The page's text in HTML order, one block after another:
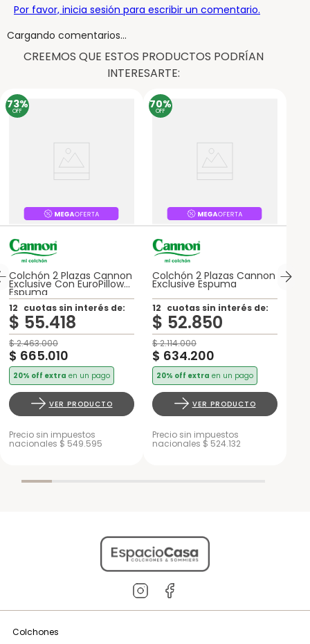
Por favor, inicia sesión para escribir un comentario.
Cargando comentarios…
CREEMOS QUE ESTOS PRODUCTOS PODRÍAN
INTERESARTE:
73%
OFF
Colchón 2 Plazas Cannon
Exclusive Con EuroPillow
Espuma
12 cuotas sin interés de:
$ 55.418
$2.463.000
$ 665.010
20% off extra en un pago
VER PRODUCTO
Precio sin impuestos
nacionales $ 549.595
70%
OFF
Colchón 2 Plazas Cannon
Exclusive Espuma
12 cuotas sin interés de:
$ 52.850
$2.114.000
$ 634.200
20% off extra en un pago
VER PRODUCTO
Precio sin impuestos
nacionales $ 524.132
Colchones